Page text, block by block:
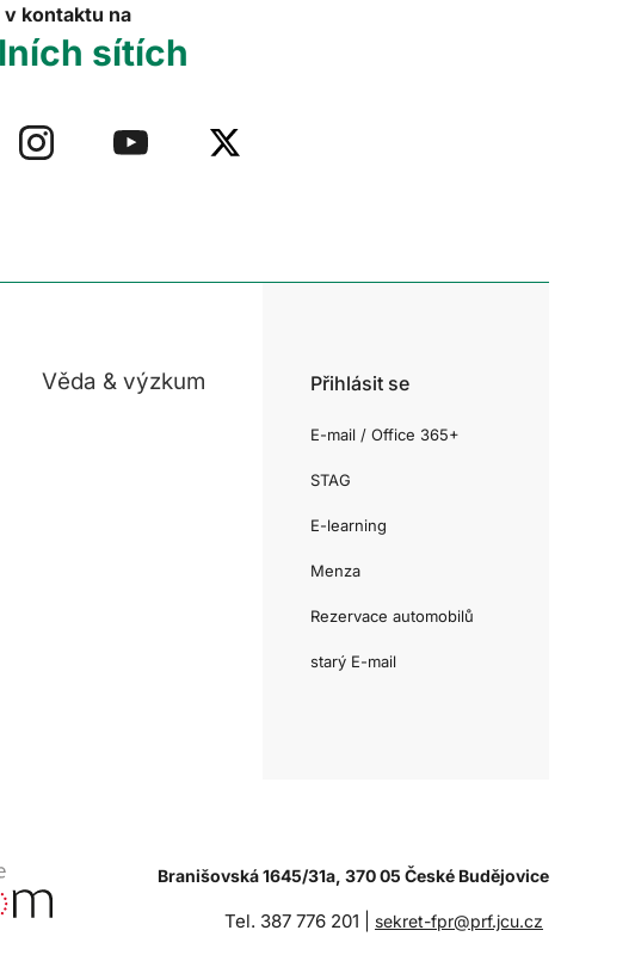
kontaktu na
sítích
Věda & výzkum Přihlásit se
E-mail / Office 365+
STAG
E-learning
Menza
Rezervace automobilů
starý E-mail
Branišovská 1645/31a, 370 05 České Budějovice
Tel. 387 776 201 | sekret-fpr@prf.jcu.cz